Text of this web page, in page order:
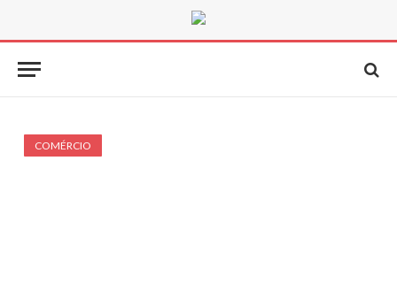
COMÉRCIO